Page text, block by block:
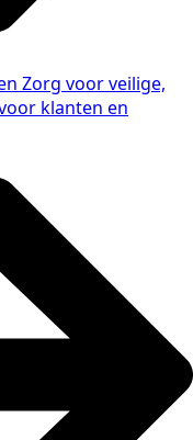
Zorg voor veilige,
klanten en